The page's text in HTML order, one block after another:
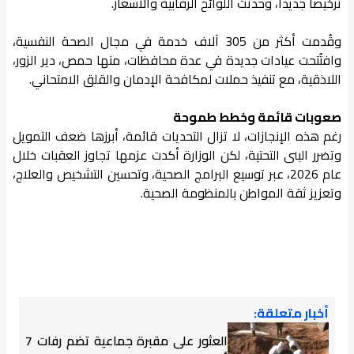
وقُدمت أكثر من 305 آلاف خدمة في مجال الصحة النفسية،
وافتُتحت عيادات جديدة في عدة محافظات، منها حمص، دير الزور،
اللاذقية، مع تنفيذ حملات لمكافحة الإدمان والقلق الامتحاني.
صعوبات قائمة وخطط طموحة
رغم هذه الإنجازات، لا تزال التحديات قائمة، أبرزها ضعف التمويل
وتضرر البنى التحتية، لكن الوزارة أكدت عزمها تجاوز العقبات خلال
عام 2026، عبر توسيع البرامج الصحية، وتحسين التشخيص والعلاج،
وتعزيز ثقة المواطن بالمنظومة الصحية.
أخبار متعلقة:
العثور على مقبرة جماعية تضم رفات 7